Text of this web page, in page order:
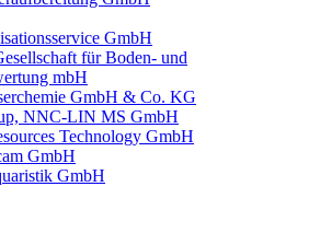
GmbH
für Boden- und
mbH
GmbH & Co. KG
NNC-LIN MS GmbH
Technology GmbH
GmbH
GmbH